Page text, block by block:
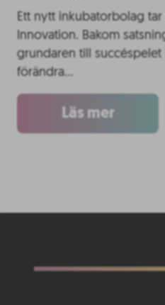
Ett nytt inkubatorbolag
Innovation. Bakom
grundaren till
förändra…
Läs mer